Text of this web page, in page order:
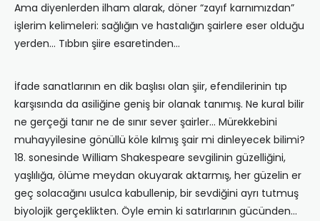
Ama diyenlerden ilham alarak, döner “zayıf karnımızdan”
işlerim kelimeleri: sağlığın ve hastalığın şairlere eser olduğu
yerden… Tıbbın şiire esaretinden…
İfade sanatlarının en dik başlısı olan şiir, efendilerinin tıp
karşısında da asiliğine geniş bir olanak tanımış. Ne kural bilir
ne gerçeği tanır ne de sınır sever şairler… Mürekkebini
muhayyilesine gönüllü köle kılmış şair mi dinleyecek bilimi?
18. sonesinde William Shakespeare sevgilinin güzelliğini,
yaşlılığa, ölüme meydan okuyarak aktarmış, her güzelin er
geç solacağını usulca kabullenip, bir sevdiğini ayrı tutmuş
biyolojik gerçeklikten. Öyle emin ki satırlarının gücünden…